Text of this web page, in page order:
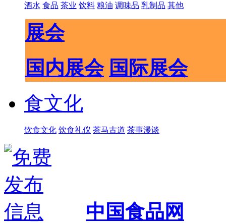
酒水 食品 茶业 饮料 粮油 调味品 乳制品 其他
展会
国内展会 国际展会
食文化
饮食文化 饮食礼仪 茶马古道 茶事漫谈
中国食品网